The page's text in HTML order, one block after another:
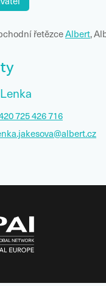
řetězceAlbert,
725 426 716